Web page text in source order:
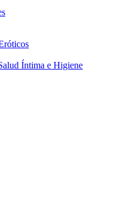
Íntima e Higiene